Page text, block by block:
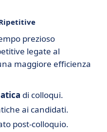
prezioso
legate al
maggiore efficienza
di colloqui.
ai candidati.
post-colloquio.